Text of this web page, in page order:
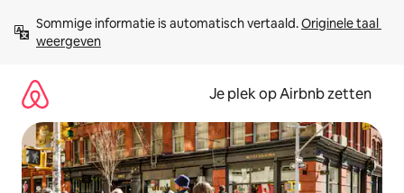
direct
naar
Sommige informatie is automatisch vertaald. Originele taal
weergeven
Je plek op Airbnb zetten